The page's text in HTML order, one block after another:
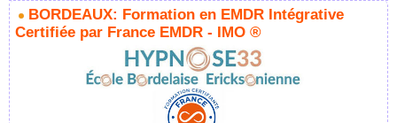
BORDEAUX: Formation en EMDR Intégrative
Certifiée par France EMDR - IMO ®